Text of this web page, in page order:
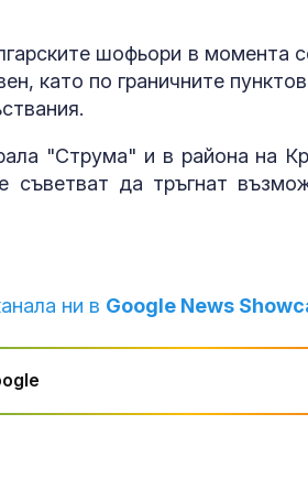
шофьори в момента
като по граничните
"Струма" и в района на
съветват да тръгнат
ни в Google News